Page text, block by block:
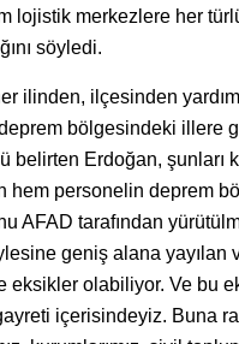
lojistik merkezlere her
söyledi.
ilinden, ilçesinden
bölgesindeki illere
belirten Erdoğan, şunları
hem personelin deprem
AFAD tarafından
geniş alana yayılan
eksikler olabiliyor. Ve bu
içerisindeyiz. Buna